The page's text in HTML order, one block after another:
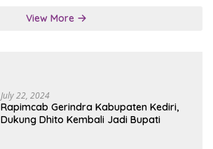
View More
July 22, 2024
Rapimcab Gerindra Kabupaten Kediri,
Dukung Dhito Kembali Jadi Bupati